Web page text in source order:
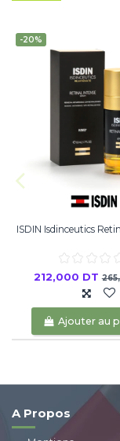
-20%
ISDIN Isdinceutics
212,000 DT
Ajouter au
A Propos